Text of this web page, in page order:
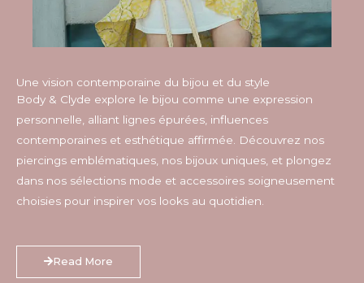
Une vision contemporaine du bijou et du style
Body & Clyde explore le bijou comme une expression
personnelle, alliant lignes épurées, influences
contemporaines et esthétique affirmée. Découvrez nos
piercings emblématiques, nos bijoux uniques, et plongez
dans nos sélections mode et accessoires soigneusement
choisies pour inspirer vos looks au quotidien.
Read More